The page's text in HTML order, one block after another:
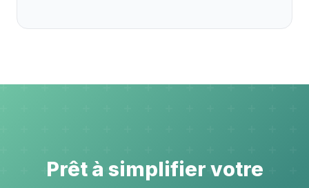
Prêt à simplifier votre